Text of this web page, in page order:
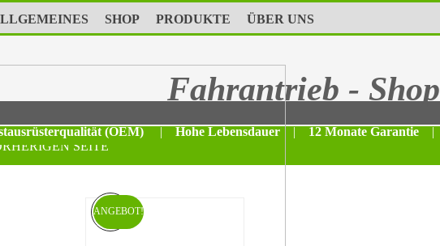
SHOP PRODUKTE
ÜBER UNS
Fahrantrieb - Shop
(OEM) | Hohe Lebensdauer | 12 Monate Garantie |
SEITE
ANGEBOT!